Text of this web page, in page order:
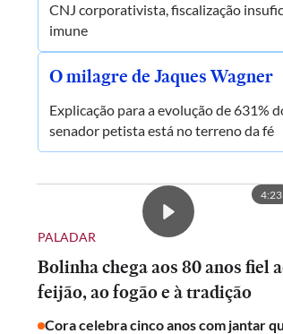
CNJ corporativista, fiscalização
imune
O milagre de Jaques Wagner
Explicação para a evolução de 631%
senador petista está no terreno da fé
4:23
PALADAR
Bolinha chega aos 80 anos fiel
feijão, ao fogão e à tradição
Cora celebra cinco anos com jantar